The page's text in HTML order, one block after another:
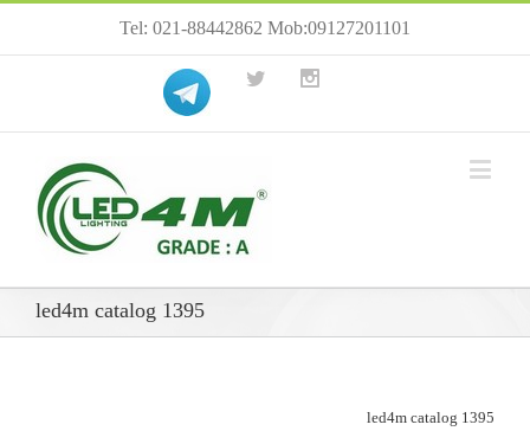
Tel: 021-88442862 Mob:09127201101
led4m catalog 1395
led4m catalog 1395